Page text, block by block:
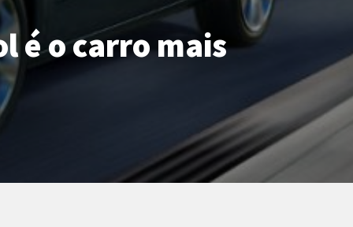
é o carro mais